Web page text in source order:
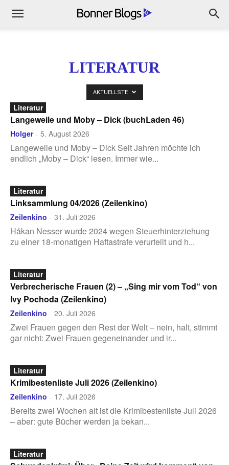
LITERATUR
AKTUELLSTE
Literatur
Langeweile und Moby – Dick (buchLaden 46)
Holger - 5. August 2026
Langeweile und Moby – Dick Seit Jahren möchte ich
endlich „Moby – Dick“ lesen. Immer wie...
Literatur
Linksammlung 04/2026 (Zeilenkino)
Zeilenkino - 31. Juli 2026
Håkan Nesser wurde 2024 wegen Steuerhinterziehung
zu einer 18-monatigen Haftastrafe verurteilt und h...
Literatur
Verbrecherische Frauen (2) – „Sing mir vom Tod“ von
Ivy Pochoda (Zeilenkino)
Zeilenkino - 20. Juli 2026
Zwei Frauen gegen den Rest der Welt – nein, halt, stimmt
gar nicht: Zwei Frauen gegeneinander und ir...
Literatur
Krimibestenliste Juli 2026 (Zeilenkino)
Zeilenkino - 17. Juli 2026
Bereits zwei Wochen alt ist die Krimibestenliste Juli 2026
– aber: gute Bücher werden ja bekan...
Literatur